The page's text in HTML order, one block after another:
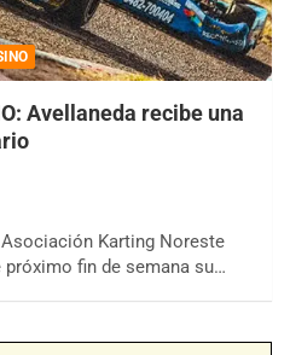
Avellaneda recibe una
Karting Noreste
fin de semana su…